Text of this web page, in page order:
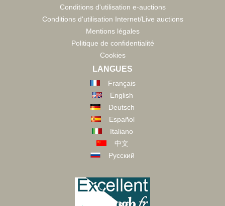
Conditions d'utilisation e-auctions
Conditions d'utilisation Internet/Live auctions
Mentions légales
Politique de confidentialité
Cookies
LANGUES
Français
English
Deutsch
Español
Italiano
中文
Русский